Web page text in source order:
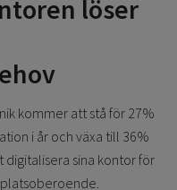
löser
kommer att stå för 27%
i år och växa till 36%
digitalisera sina kontor för